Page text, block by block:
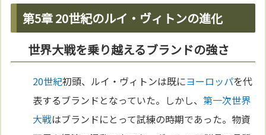
第5章 20世紀のルイ・ヴィトンの進化
世界大戦を乗り越えるブランドの強さ
20世紀初頭、ルイ・ヴィトンは既にヨーロッパを代
表するブランドとなっていた。しかし、第一次世界
大戦はブランドにとって試練の時期であった。物資